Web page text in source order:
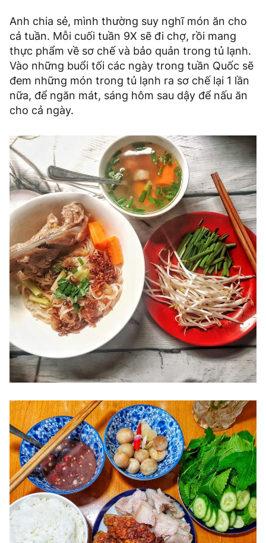
Anh chia sẻ, mình thường suy nghĩ món ăn cho
cả tuần. Mỗi cuối tuần 9X sẽ đi chợ, rồi mang
thực phẩm về sơ chế và bảo quản trong tủ lạnh.
Vào những buổi tối các ngày trong tuần Quốc sẽ
đem những món trong tủ lạnh ra sơ chế lại 1 lần
nữa, để ngăn mát, sáng hôm sau dậy để nấu ăn
cho cả ngày.